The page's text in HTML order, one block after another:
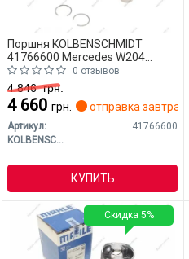
Поршня KOLBENSCHMIDT
41766600 Mercedes W204
(CLASS-C)
0 отзывов
4 846грн.
4 660 грн. отправка завтра
Артикул:
41766600
KOLBENSCHMIDT
КУПИТЬ
Скидка 5%